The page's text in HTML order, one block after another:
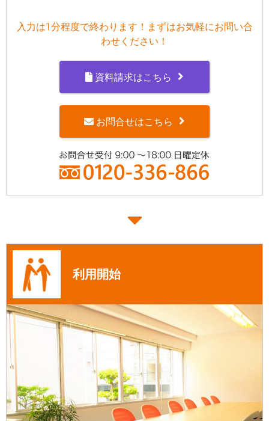
入力は1分程度で終わります！まずはお気軽にお問い合
わせください！
資料請求はこちら
お問合せはこちら
利用開始